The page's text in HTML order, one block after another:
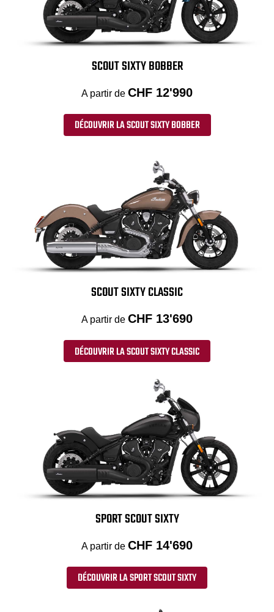
SCOUT SIXTY BOBBER
A partir de CHF 12'990
DÉCOUVRIR LA SCOUT SIXTY BOBBER
SCOUT SIXTY CLASSIC
A partir de CHF 13'690
DÉCOUVRIR LA SCOUT SIXTY CLASSIC
SPORT SCOUT SIXTY
A partir de CHF 14'690
DÉCOUVRIR LA SPORT SCOUT SIXTY